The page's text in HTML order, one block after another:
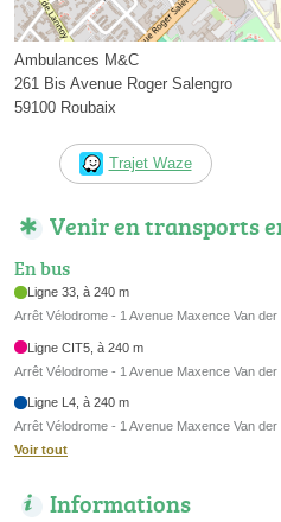
Ambulances M&C
261 Bis Avenue Roger Salengro
59100 Roubaix
Trajet Waze
Venir en transports
En bus
Ligne 33, à 240 m
Arrêt Vélodrome - 1 Avenue Maxence Van
Ligne CIT5, à 240 m
Arrêt Vélodrome - 1 Avenue Maxence Van
Ligne L4, à 240 m
Arrêt Vélodrome - 1 Avenue Maxence Van
Voir tout
Informations